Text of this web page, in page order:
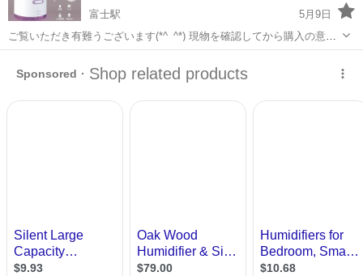
富士駅
5月9日
ご覧いただき有難うございます(*^_^*) 現物を確認してから購入の意思
を決めて頂いて大丈夫です。 カラー：ホワイト パーソナルミストファ
ン 夏はミストファンで爽快に！冬は加湿器として一年中使える！ ...